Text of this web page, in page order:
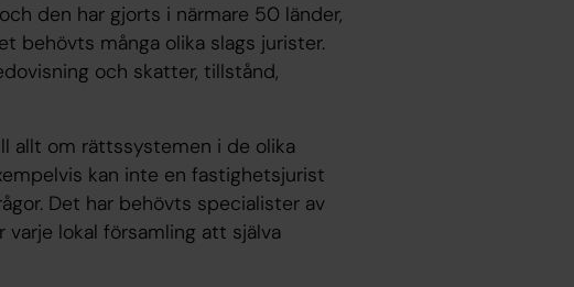
den har gjorts i närmare 50 länder,
behövts många olika slags jurister.
och skatter, tillstånd,
allt om rättssystemen i de olika
kan inte en fastighetsjurist
Det har behövts specialister av
lokal församling att själva